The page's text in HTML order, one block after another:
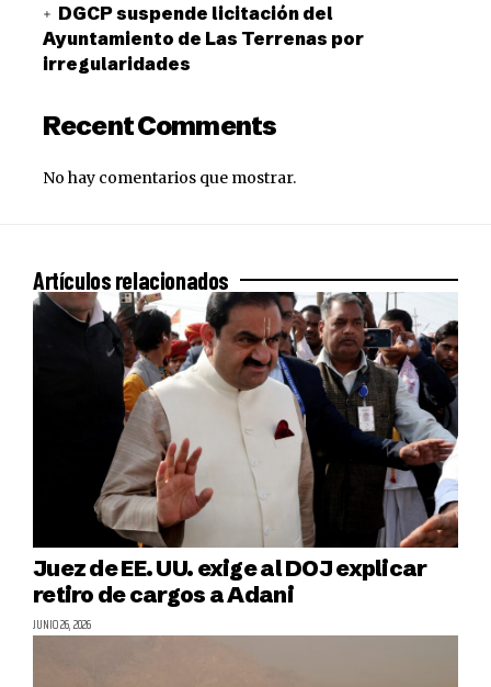
DGCP suspende licitación del
Ayuntamiento de Las Terrenas por
irregularidades
Recent Comments
No hay comentarios que mostrar.
Artículos relacionados
Juez de EE. UU. exige al DOJ explicar
retiro de cargos a Adani
JUNIO 26, 2026